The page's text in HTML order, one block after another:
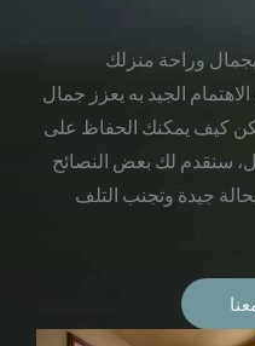
بجمال وراحة منزلك
الجيد به يعزز جمال
كيف يمكنك الحفاظ على
سنقدم لك بعض النصائح